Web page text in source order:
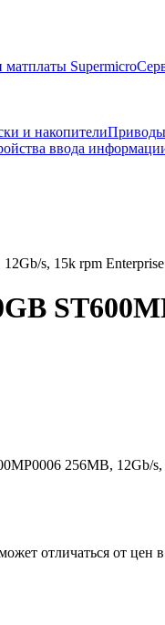
матплаты Supermicro
и накопители
ввода
s, 15k rpm
256MB, 12Gb/
отличаться от цен